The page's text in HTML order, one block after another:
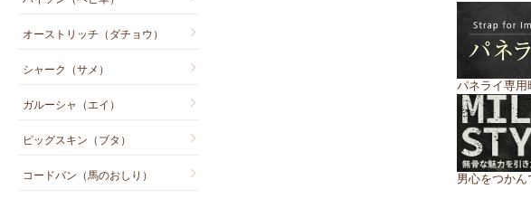
オーストリッチ（ダチョウ）
シャーク（サメ）
ガルーシャ（エイ）
ピッグスキン（ブタ）
コードバン（馬のおしり）
パネライ専用
男心をつか